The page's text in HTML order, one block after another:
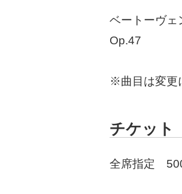
ベートーヴ
Op.47
※曲目は変更
チケット
全席指定